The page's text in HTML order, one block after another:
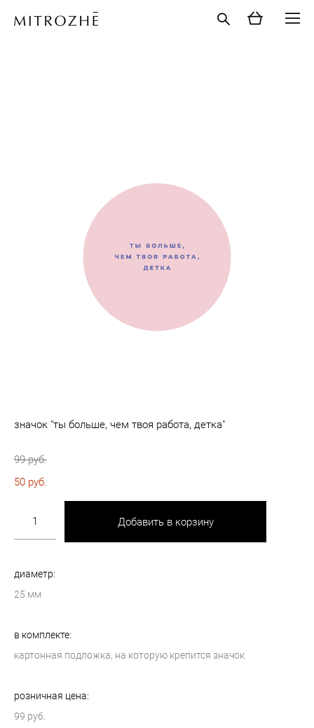
значок "ты больше, чем твоя работа, детка"
99 pуб.
50 pуб.
Добавить в корзину
диаметр:
25 мм
в комплекте:
картонная подложка, на которую крепится значок
розничная цена:
99 руб.